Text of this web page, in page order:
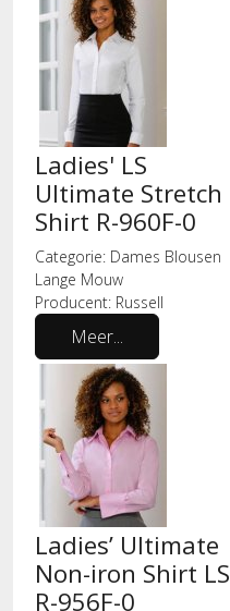
Ladies' LS
Ultimate Stretch
Shirt R-960F-0
Categorie: Dames Blousen
Lange Mouw
Producent: Russell
Meer...
Ladies’ Ultimate
Non-iron Shirt LS
R-956F-0